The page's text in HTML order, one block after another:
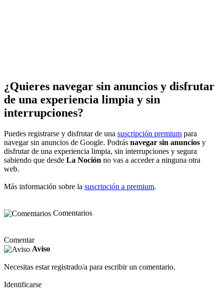
¿Quieres navegar sin anuncios y disfrutar
de una experiencia limpia y sin
interrupciones?
Puedes registrarse y disfrutar de una suscripción premium para
navegar sin anuncios de Google. Podrás navegar sin anuncios y
disfrutar de una experiencia limpia, sin interrupciones y segura
sabiendo que desde La Noción no vas a acceder a ninguna otra
web.
Más información sobre la suscripción a premium.
Comentarios
Comentar
Aviso
Necesitas estar registrado/a para escribir un comentario.
Identificarse